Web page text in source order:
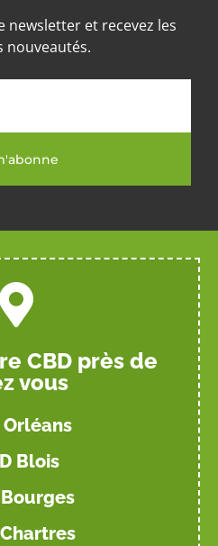
newsletter et recevez les
nouveautés.
CBD près de
vous
Orléans
Blois